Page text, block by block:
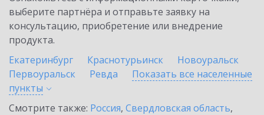
выберите партнёра и отправьте заявку на
консультацию, приобретение или внедрение
продукта.
Екатеринбург
Краснотурьинск
Новоуральск
Первоуральск
Ревда
Показать все населенные
пункты
Смотрите также: Россия, Свердловская область,